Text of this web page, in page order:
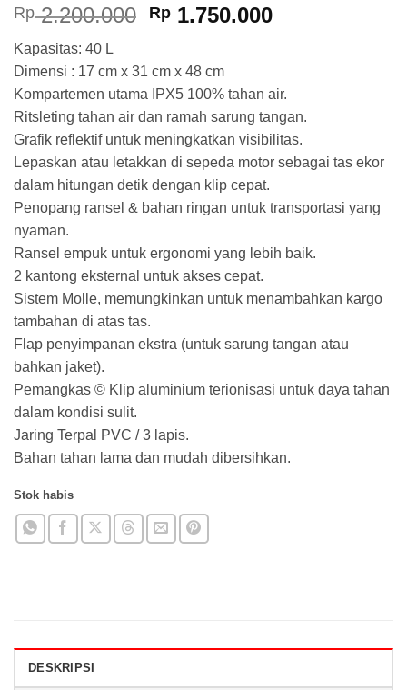
Rp2.200.000 Harga
Rp 2.200.000.
Rp 1.750.000Harga
Rp
Kapasitas: 40 L
Dimensi : 17 cm x 31 cm x 48 cm
Kompartemen utama IPX5 100% tahan air.
Ritsleting tahan air dan ramah sarung tangan.
Grafik reflektif untuk meningkatkan visibilitas.
Lepaskan atau letakkan di sepeda motor sebagai tas ekor
dalam hitungan detik dengan klip cepat.
Penopang ransel & bahan ringan untuk transportasi yang
nyaman.
Ransel empuk untuk ergonomi yang lebih baik.
2 kantong eksternal untuk akses cepat.
Sistem Molle, memungkinkan untuk menambahkan kargo
tambahan di atas tas.
Flap penyimpanan ekstra (untuk sarung tangan atau
bahkan jaket).
Pemangkas © Klip aluminium terionisasi untuk daya tahan
dalam kondisi sulit.
Jaring Terpal PVC / 3 lapis.
Bahan tahan lama dan mudah dibersihkan.
Stok habis
DESKRIPSI